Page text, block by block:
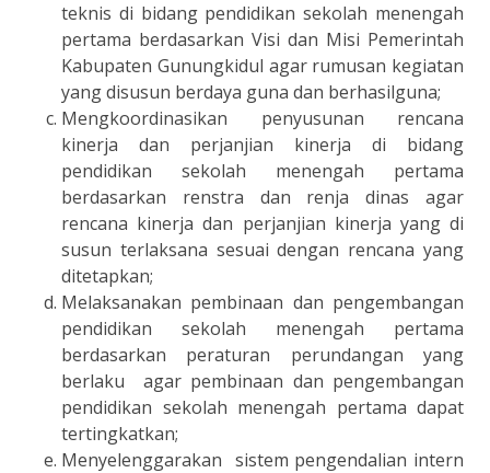
teknis di bidang pendidikan sekolah menengah
pertama berdasarkan Visi dan Misi Pemerintah
Kabupaten Gunungkidul agar rumusan kegiatan
yang disusun berdaya guna dan berhasilguna;
Mengkoordinasikan penyusunan rencana
kinerja dan perjanjian kinerja di bidang
pendidikan sekolah menengah pertama
berdasarkan renstra dan renja dinas agar
rencana kinerja dan perjanjian kinerja yang di
susun terlaksana sesuai dengan rencana yang
ditetapkan;
Melaksanakan pembinaan dan pengembangan
pendidikan sekolah menengah pertama
berdasarkan peraturan perundangan yang
berlaku agar pembinaan dan pengembangan
pendidikan sekolah menengah pertama dapat
tertingkatkan;
Menyelenggarakan sistem pengendalian intern